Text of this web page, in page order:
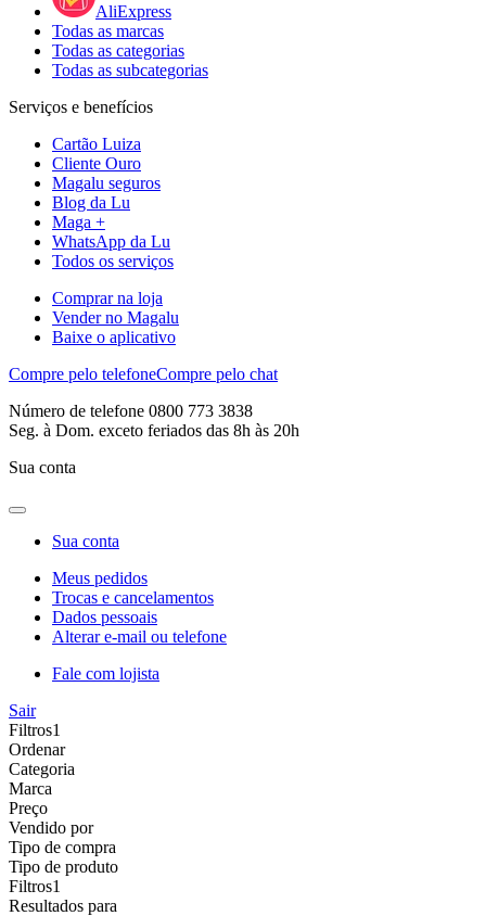
AliExpress
Todas as marcas
Todas as categorias
Todas as subcategorias
Serviços e benefícios
Cartão Luiza
Cliente Ouro
Magalu seguros
Blog da Lu
Maga +
WhatsApp da Lu
Todos os serviços
Comprar na loja
Vender no Magalu
Baixe o aplicativo
Compre pelo telefoneCompre pelo chat
Número de telefone 0800 773 3838
Seg. à Dom. exceto feriados das 8h às 20h
Sua conta
Sua conta
Meus pedidos
Trocas e cancelamentos
Dados pessoais
Alterar e-mail ou telefone
Fale com lojista
Sair
Filtros1
Ordenar
Categoria
Marca
Preço
Vendido por
Tipo de compra
Tipo de produto
Filtros1
Resultados para